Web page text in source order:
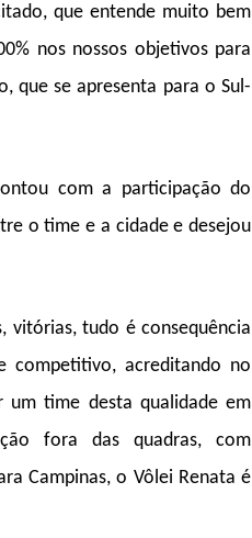
que entende muito bem
nos nossos objetivos para
que se apresenta para o Sul-
com a participação do
o time e a cidade e desejou
vitórias, tudo é consequência
competitivo, acreditando no
time desta qualidade em
fora das quadras, com
Campinas, o Vôlei Renata é